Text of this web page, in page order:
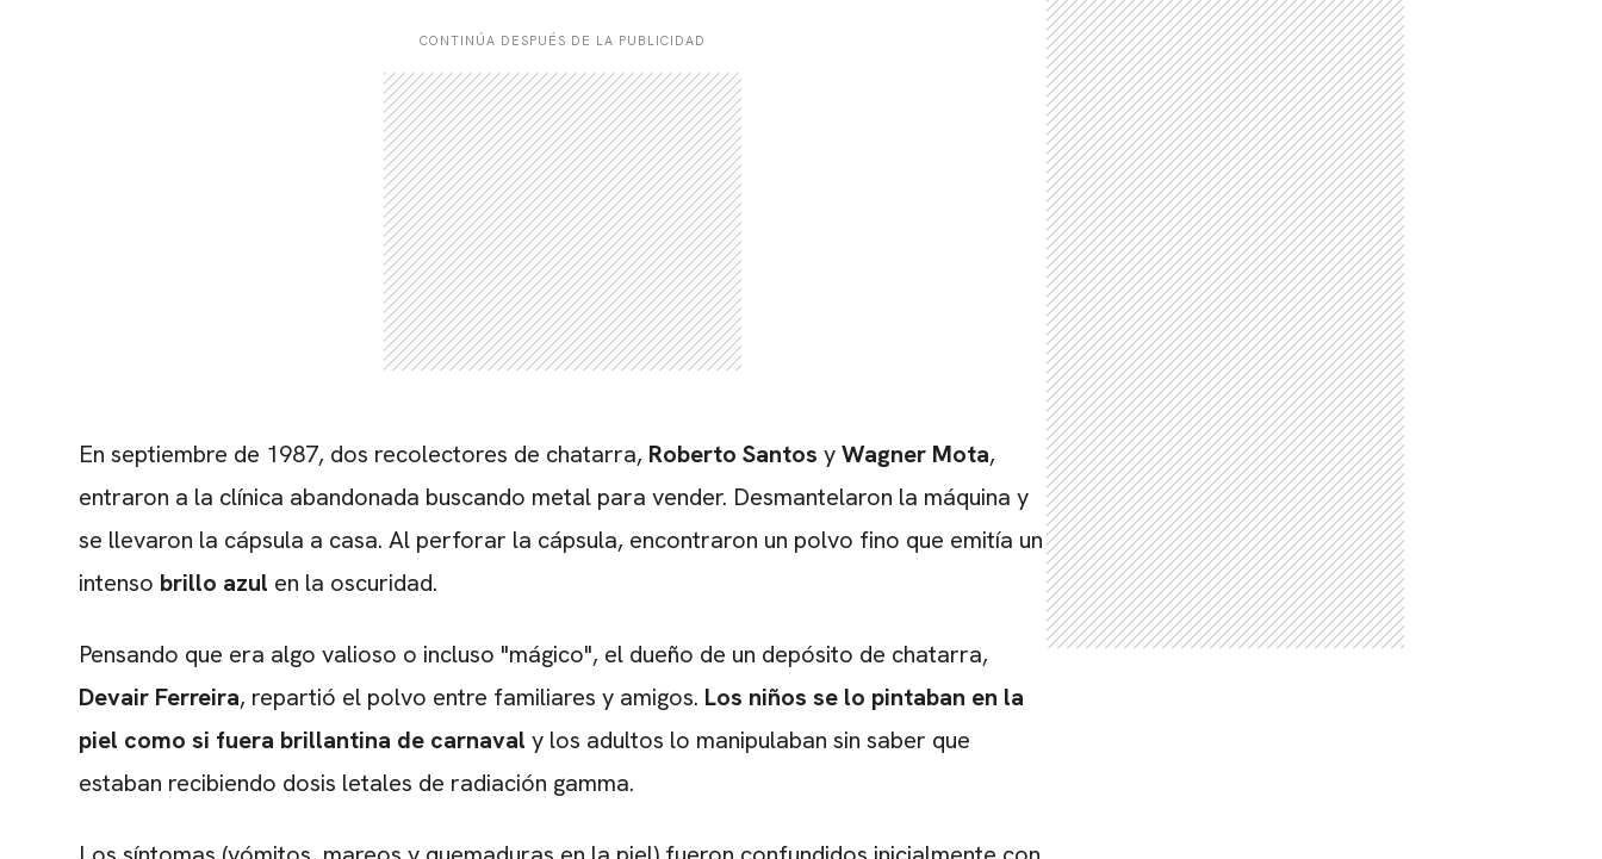
CONTINÚA DESPUÉS DE LA PUBLICIDAD
En septiembre de 1987, dos recolectores de chatarra, Roberto Santos yWagner Mota,
entraron a la clínica abandonada buscando metal para vender. Desmantelaron la máquina y
se llevaron la cápsula a casa. Al perforar la cápsula, encontraron un polvo fino que emitía un
intenso brillo azul en la oscuridad.
Pensando que era algo valioso o incluso "mágico", el dueño de un depósito de chatarra,
Devair Ferreira, repartió el polvo entre familiares y amigos. Los niños se lo pintaban en la
piel como si fuera brillantina de carnaval y los adultos lo manipulaban sin saber que
estaban recibiendo dosis letales de radiación gamma.